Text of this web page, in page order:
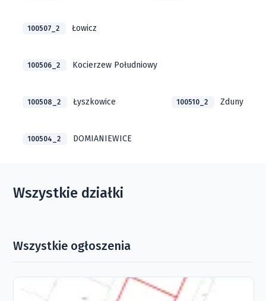
100507_2 Łowicz
100506_2 Kocierzew Południowy
100508_2 Łyszkowice 100510_2 Zduny
100504_2 DOMIANIEWICE
Wszystkie działki
Wszystkie ogłoszenia